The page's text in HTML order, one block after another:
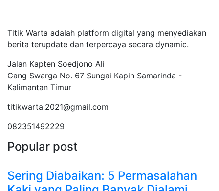
Titik Warta adalah platform digital yang menyediakan
berita terupdate dan terpercaya secara dynamic.
Jalan Kapten Soedjono Ali
Gang Swarga No. 67 Sungai Kapih Samarinda -
Kalimantan Timur
titikwarta.2021@gmail.com
082351492229
Popular post
Sering Diabaikan: 5 Permasalahan